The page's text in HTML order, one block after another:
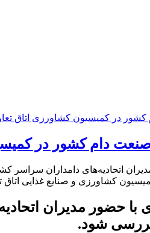
دام کشور در
اتحادیه‌های دامداران سراسر
کشاورزی و صنایع غذایی
با حضور مدیران
شود.